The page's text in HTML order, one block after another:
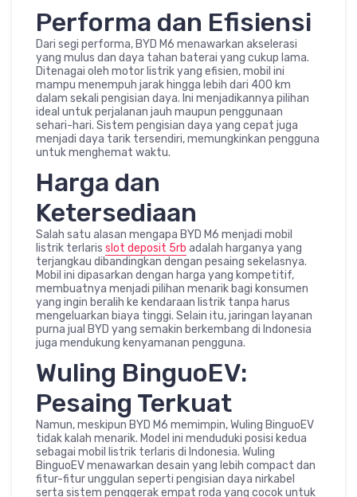
Performa dan Efisiensi
Dari segi performa, BYD M6 menawarkan akselerasi
yang mulus dan daya tahan baterai yang cukup lama.
Ditenagai oleh motor listrik yang efisien, mobil ini
mampu menempuh jarak hingga lebih dari 400 km
dalam sekali pengisian daya. Ini menjadikannya pilihan
ideal untuk perjalanan jauh maupun penggunaan
sehari-hari. Sistem pengisian daya yang cepat juga
menjadi daya tarik tersendiri, memungkinkan pengguna
untuk menghemat waktu.
Harga dan
Ketersediaan
Salah satu alasan mengapa BYD M6 menjadi mobil
listrik terlaris slot deposit 5rb adalah harganya yang
terjangkau dibandingkan dengan pesaing sekelasnya.
Mobil ini dipasarkan dengan harga yang kompetitif,
membuatnya menjadi pilihan menarik bagi konsumen
yang ingin beralih ke kendaraan listrik tanpa harus
mengeluarkan biaya tinggi. Selain itu, jaringan layanan
purna jual BYD yang semakin berkembang di Indonesia
juga mendukung kenyamanan pengguna.
Wuling BinguoEV:
Pesaing Terkuat
Namun, meskipun BYD M6 memimpin, Wuling BinguoEV
tidak kalah menarik. Model ini menduduki posisi kedua
sebagai mobil listrik terlaris di Indonesia. Wuling
BinguoEV menawarkan desain yang lebih compact dan
fitur-fitur unggulan seperti pengisian daya nirkabel
serta sistem penggerak empat roda yang cocok untuk